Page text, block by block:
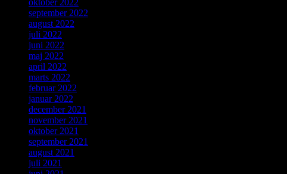
september 2022
august 2022
juli 2022
juni 2022
maj 2022
april 2022
marts 2022
februar 2022
januar 2022
december 2021
november 2021
oktober 2021
september 2021
august 2021
juli 2021